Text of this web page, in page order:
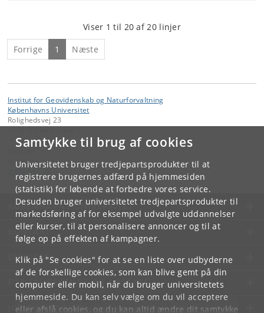
Samtykke til brug af cookies
Universitetet bruger tredjepartsprodukter til at
registrere brugernes adfærd på hjemmesiden
(statistik) for løbende at forbedre vores service.
Desuden bruger universitetet tredjepartsprodukter til
markedsføring af for eksempel udvalgte uddannelser
eller kurser, til at personalisere annoncer og til at
følge op på effekten af kampagner.
Klik på "Se cookies" for at se en liste over udbyderne
af de forskellige cookies, som kan blive gemt på din
computer eller mobil, når du bruger universitetets
hjemmeside. Du kan selv vælge om du vil acceptere
eller afslå cookies, og du kan altid ændre dit samtykke
Viser 1 til 20 af 20 linjer
Forrige 1 Næste
Institut for Geovidenskab og Naturforvaltning
Københavns Universitet
Rolighedsvej 23
Videntjenesten
KØBENHAVNS UNIVERSITET
KONTAKT
SERVICES
FOR STUDERENDE OG ANSATTE
JOB OG KARRIERE